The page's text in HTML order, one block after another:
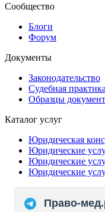
Сообщество
Блоги
Форум
Документы
Законодательство
Судебная практика
Образцы
Каталог услуг
Юридическая
Юридические
Юридические
Юридические
Право-